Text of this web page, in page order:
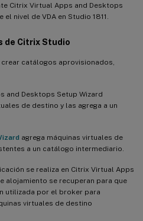
Citrix Virtual Apps and Desktops
nivel de VDA en Studio 1811.
de Citrix Studio
catálogos aprovisionados,
and Desktops Setup Wizard
de destino y las agrega a un
agrega máquinas virtuales de
a un catálogo intermediario.
se realiza en Citrix Virtual Apps
alojamiento se recuperan para que
utilizada por el broker para
virtuales de destino